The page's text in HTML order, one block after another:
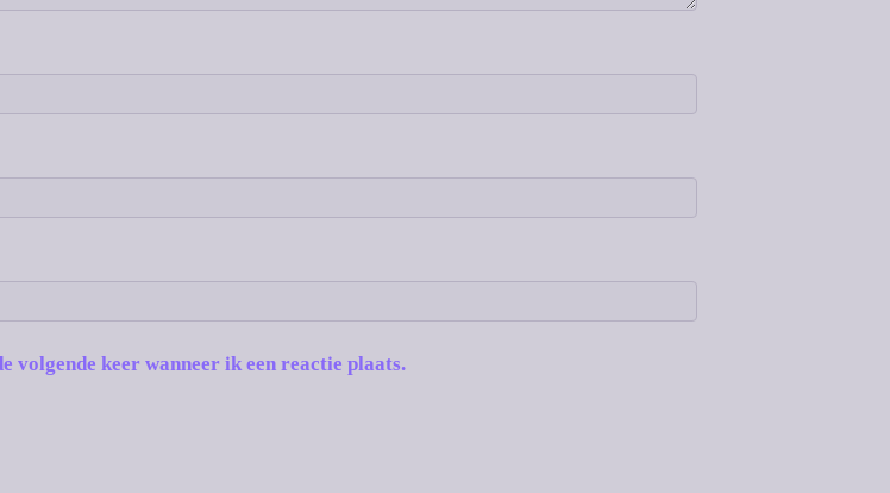
volgende keer wanneer ik een reactie plaats.